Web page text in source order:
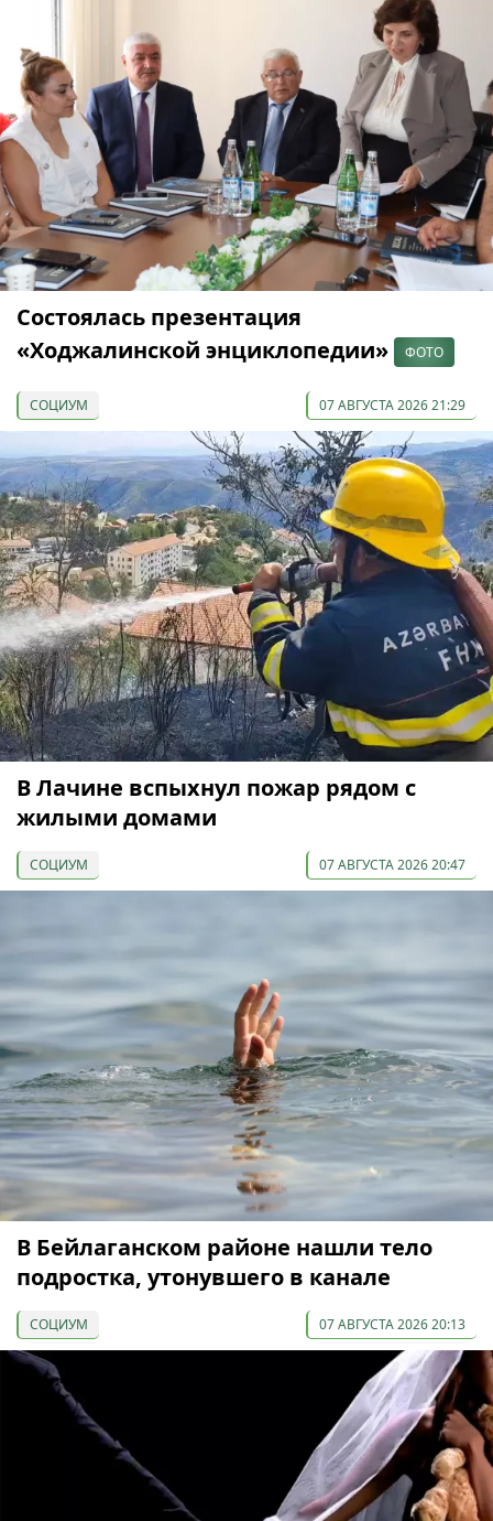
Состоялась презентация
«Ходжалинской энциклопедии»
ФОТО
СОЦИУМ 07 АВГУСТА 2026 21:29
В Лачине вспыхнул пожар рядом с
жилыми домами
СОЦИУМ 07 АВГУСТА 2026 20:47
В Бейлаганском районе нашли тело
подростка, утонувшего в канале
СОЦИУМ 07 АВГУСТА 2026 20:13